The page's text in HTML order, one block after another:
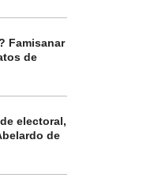
Famisanar
de
electoral,
de